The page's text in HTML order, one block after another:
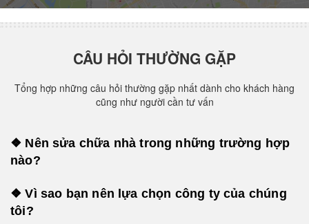
CÂU HỎI THƯỜNG GẶP
Tổng hợp những câu hỏi thường gặp nhất dành cho khách hàng
cũng như người cần tư vấn
❖ Nên sửa chữa nhà trong những trường hợp
nào?
❖ Vì sao bạn nên lựa chọn công ty của chúng
tôi?